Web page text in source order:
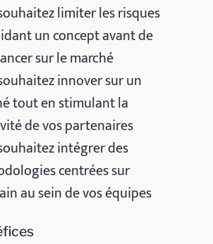
limiter les risques
un concept avant de
sur le marché
innover sur un
tout en stimulant la
de vos partenaires
intégrer des
centrées sur
au sein de vos équipes